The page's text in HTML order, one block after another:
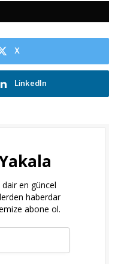
X
LinkedIn
en güncel
haberdar
abone ol.